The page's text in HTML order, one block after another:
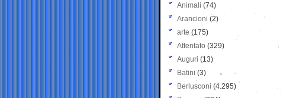
Animali (74)
Arancioni (2)
arte (175)
Attentato (329)
Auguri (13)
Batini (3)
Berlusconi (4.295)